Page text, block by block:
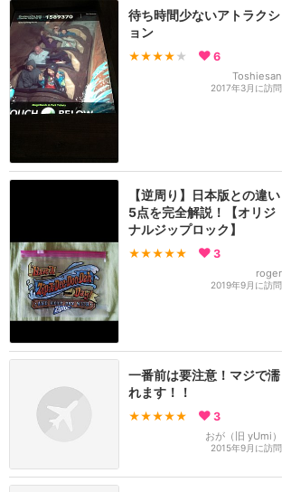
待ち時間少ないアトラクシ
ョン
★★★★ ★ 6
Toshiesan
2017年3月に訪問
【逆周り】日本版との違い
5点を完全解説！【オリジ
ナルジップロック】
★★★★★ 3
roger
2019年9月に訪問
一番前は要注意！マジで濡
れます！！
★★★★★ 3
おが（旧 yUmi）
2015年9月に訪問